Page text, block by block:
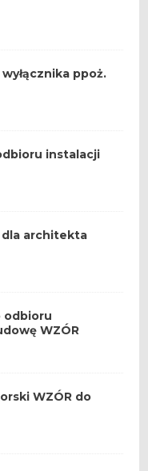
ppoż.
instalacji
dla architekta
odbioru
WZÓR
WZÓR do